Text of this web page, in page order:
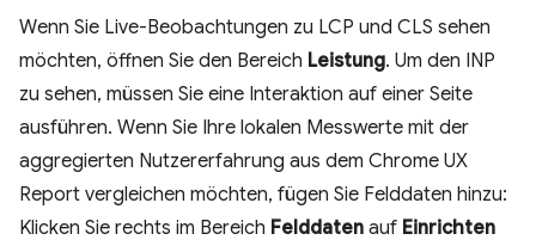
Wenn Sie Live-Beobachtungen zu LCP und CLS sehen
möchten, öffnen Sie den Bereich Leistung. Um den INP
zu sehen, müssen Sie eine Interaktion auf einer Seite
ausführen. Wenn Sie Ihre lokalen Messwerte mit der
aggregierten Nutzererfahrung aus dem Chrome UX
Report vergleichen möchten, fügen Sie Felddaten hinzu:
Klicken Sie rechts im Bereich Felddaten auf Einrichten